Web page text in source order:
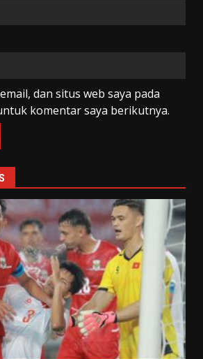
dan situs web saya pada
komentar saya berikutnya.